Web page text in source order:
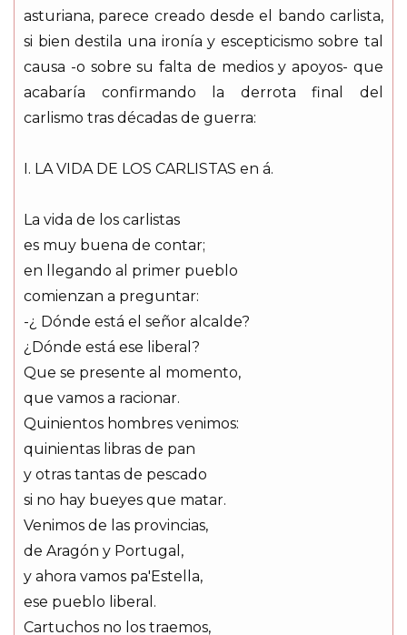
asturiana, parece creado desde el bando carlista,
si bien destila una ironía y escepticismo sobre tal
causa -o sobre su falta de medios y apoyos- que
acabaría confirmando la derrota final del
carlismo tras décadas de guerra:
I. LA VIDA DE LOS CARLISTAS en á.
La vida de los carlistas
es muy buena de contar;
en llegando al primer pueblo
comienzan a preguntar:
-¿ Dónde está el señor alcalde?
¿Dónde está ese liberal?
Que se presente al momento,
que vamos a racionar.
Quinientos hombres venimos:
quinientas libras de pan
y otras tantas de pescado
si no hay bueyes que matar.
Venimos de las provincias,
de Aragón y Portugal,
y ahora vamos pa'Estella,
ese pueblo liberal.
Cartuchos no los traemos,